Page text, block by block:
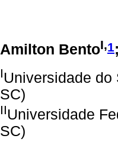
Amilton BentoI,1
IUniversidade do
SC)
IIUniversidade
SC)